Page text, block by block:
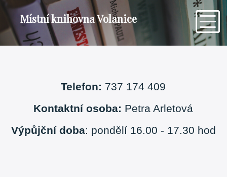
Místní knihovna Volanice
Telefon: 737 174 409
Kontaktní osoba: Petra Arletová
Výpůjční doba: pondělí 16.00 - 17.30 hod